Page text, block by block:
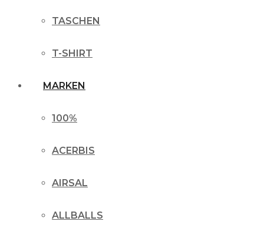
TASCHEN
T-SHIRT
MARKEN
100%
ACERBIS
AIRSAL
ALLBALLS